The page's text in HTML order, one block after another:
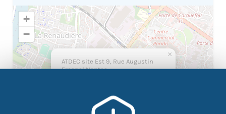
ATDEC site Est 9, Rue Augustin
Fresnel Nantes
×
+
−